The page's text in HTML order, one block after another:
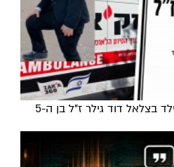
בצלאל דוד גילר ז"ל בן ה-5